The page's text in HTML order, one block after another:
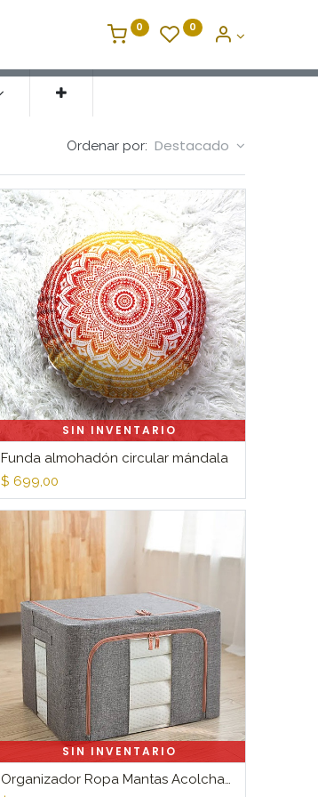
0 0
Ordenar por: Destacado
SIN INVENTARIO
Funda almohadón circular mándala
$ 699,00
SIN INVENTARIO
Organizador Ropa Mantas Acolchados Armazón De Metal Gris